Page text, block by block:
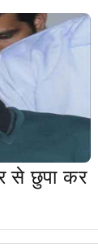
से छुपा कर